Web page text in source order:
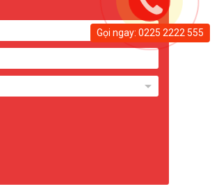
Gọi ngay: 0225 2222 555